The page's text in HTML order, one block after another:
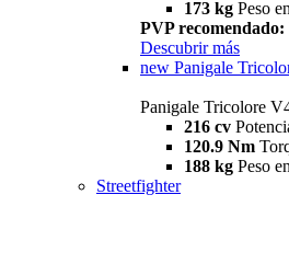
173 kg Peso
PVP recomendado:
Descubrir más
new Panigale
Panigale Tricolore
216 cv
120.9 Nm
188 kg Peso
Streetfighter